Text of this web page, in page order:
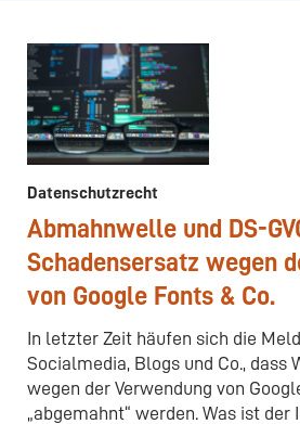
Datenschutzrecht
Abmahnwelle und DS-
Schadensersatz wegen
von Google Fonts & Co.
In letzter Zeit häufen sich die
Socialmedia, Blogs und Co., dass
wegen der Verwendung von
„abgemahnt“ werden. Was ist der